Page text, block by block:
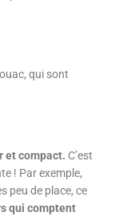
qui sont
et compact. C’est
! Par exemple,
peu de place, ce
qui comptent